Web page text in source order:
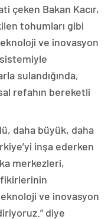
çeken Bakan Kacır,
tohumları gibi
ve inovasyon
sulandığında,
refahın bereketli
daha büyük, daha
inşa ederken
merkezleri,
fikirlerinin
ve inovasyon
diye